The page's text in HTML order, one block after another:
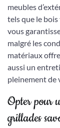
meubles
tels que le
vous
malgré les
matériaux
aussi un
pleinement de
Opter pour
grillades